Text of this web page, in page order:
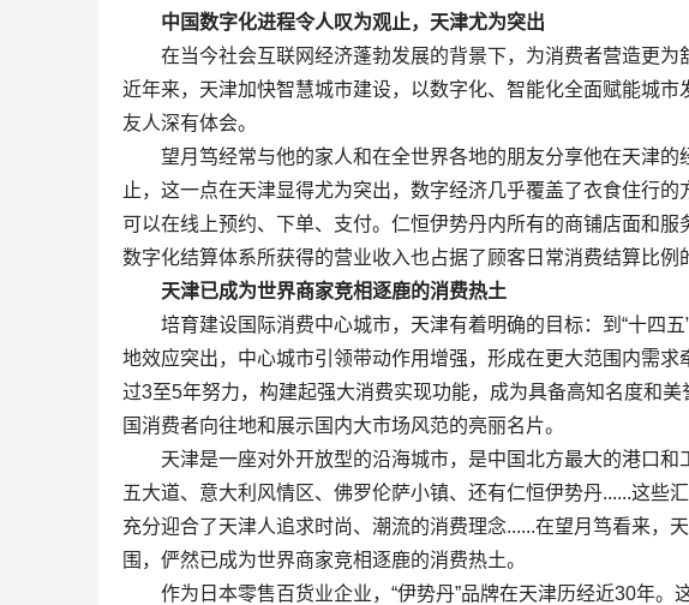
中国数字化进程令人叹为观止，天津尤为突出
在当今社会互联网经济蓬勃发展的背景下，为消费者营造更为
近年来，天津加快智慧城市建设，以数字化、智能化全面赋能城
友人深有体会。
望月笃经常与他的家人和在全世界各地的朋友分享他在天津的
止，这一点在天津显得尤为突出，数字经济几乎覆盖了衣食住行
可以在线上预约、下单、支付。仁恒伊势丹内所有的商铺店面和
数字化结算体系所获得的营业收入也占据了顾客日常消费结算比例
天津已成为世界商家竞相逐鹿的消费热土
培育建设国际消费中心城市，天津有着明确的目标：到“十四五
地效应突出，中心城市引领带动作用增强，形成在更大范围内需
过3至5年努力，构建起强大消费实现功能，成为具备高知名度和
国消费者向往地和展示国内大市场风范的亮丽名片。
天津是一座对外开放型的沿海城市，是中国北方最大的港口和
五大道、意大利风情区、佛罗伦萨小镇、还有仁恒伊势丹......这些
充分迎合了天津人追求时尚、潮流的消费理念......在望月笃看来，
围，俨然已成为世界商家竞相逐鹿的消费热土。
作为日本零售百货业企业，“伊势丹”品牌在天津历经近30年。